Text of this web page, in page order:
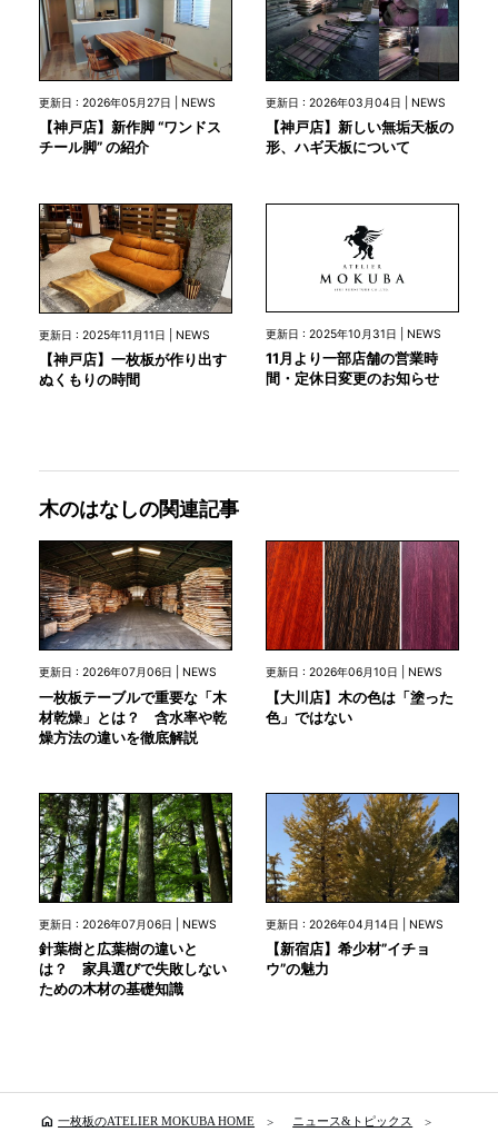
更新日 : 2026年05月27日 | NEWS
【神戸店】新作脚 “ワンドス
チール脚” の紹介
更新日 : 2026年03月04日 | NEWS
【神戸店】新しい無垢天板の
形、ハギ天板について
更新日 : 2025年11月11日 | NEWS
【神戸店】一枚板が作り出す
ぬくもりの時間
更新日 : 2025年10月31日 | NEWS
11月より一部店舗の営業時
間・定休日変更のお知らせ
木のはなしの関連記事
更新日 : 2026年07月06日 | NEWS
一枚板テーブルで重要な「木
材乾燥」とは？ 含水率や乾
燥方法の違いを徹底解説
更新日 : 2026年06月10日 | NEWS
【大川店】木の色は「塗った
色」ではない
更新日 : 2026年07月06日 | NEWS
針葉樹と広葉樹の違いと
は？ 家具選びで失敗しない
ための木材の基礎知識
更新日 : 2026年04月14日 | NEWS
【新宿店】希少材”イチョ
ウ”の魅力
home 一枚板のATELIER MOKUBA HOME ニュース&トピックス